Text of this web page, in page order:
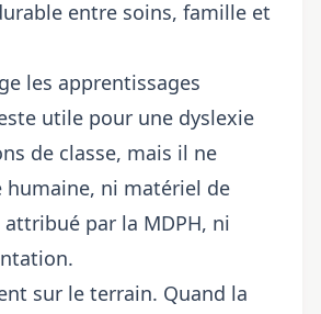
entre soins, famille et
les apprentissages
utile pour une dyslexie
de classe, mais il ne
humaine, ni matériel de
par la MDPH, ni
sur le terrain. Quand la